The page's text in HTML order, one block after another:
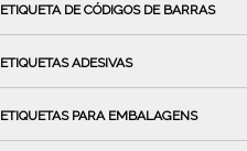
ETIQUETA DE CÓDIGOS DE BARRAS
ETIQUETAS ADESIVAS
ETIQUETAS PARA EMBALAGENS